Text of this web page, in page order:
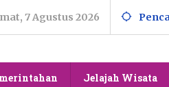
7 Agustus 2026
Jelajah Wisata